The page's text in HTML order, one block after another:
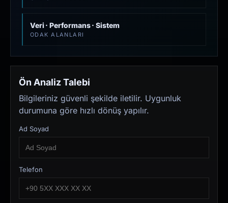
Veri · Performans · Sistem
ODAK ALANLARI
Ön Analiz Talebi
Bilgileriniz güvenli şekilde iletilir. Uygunluk
durumuna göre hızlı dönüş yapılır.
Ad Soyad
Telefon